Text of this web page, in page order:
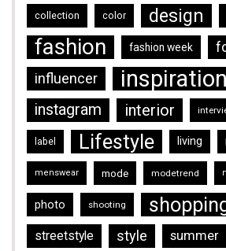
collection color design
fashion fashion week
influencer inspiration
instagram
interior
label Lifestyle living
menswear mode modetrend
photo shooting
streetstyle style summer